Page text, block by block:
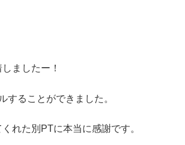
ましたー！
することができました。
れた別PTに本当に感謝です。